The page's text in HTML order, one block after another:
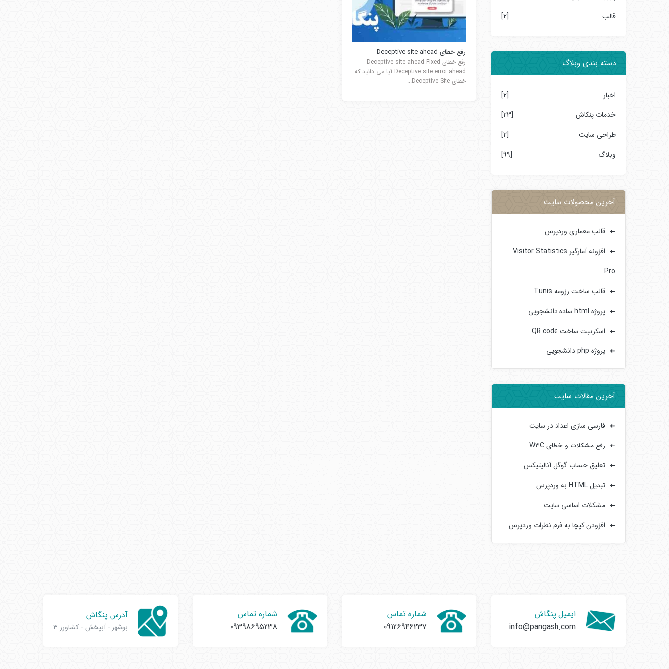
قالب
[2]
دسته بندی وبلاگ
اخبار
[2]
خدمات پنگاش
[23]
طراحی سایت
[2]
وبلاگ
[99]
آخرین محصولات سایت
قالب معماری وردپرس
افزونه آمارگیر Visitor Statistics
Pro
قالب ساخت رزومه Tunis
پروژه html ساده دانشجویی
اسکریپت ساخت QR code
پروژه php دانشجویی
آخرین مقالات سایت
فارسی سازی اعداد در سایت
رفع مشکلات و خطای W3C
تعلیق حساب گوگل آنالیتیکس
تبدیل HTML به وردپرس
مشکلات اساسی سایت‌
افزودن کپچا به فرم‌ نظرات وردپرس
رفع خطای Deceptive site ahead
رفع خطای Deceptive site ahead Fixed
Deceptive site error ahead آیا می دانید که
خطای Deceptive Site...
ایمیل پنگاش
info@pangash.com
شماره تماس
09126946237
شماره تماس
09398695238
آدرس پنگاش
بوشهر - آبپخش - کشاورز 3